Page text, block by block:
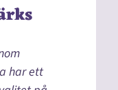
har ett